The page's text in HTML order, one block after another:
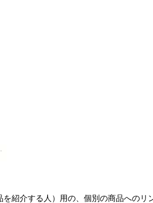
紹介する人）用の、個別の商品へのリ